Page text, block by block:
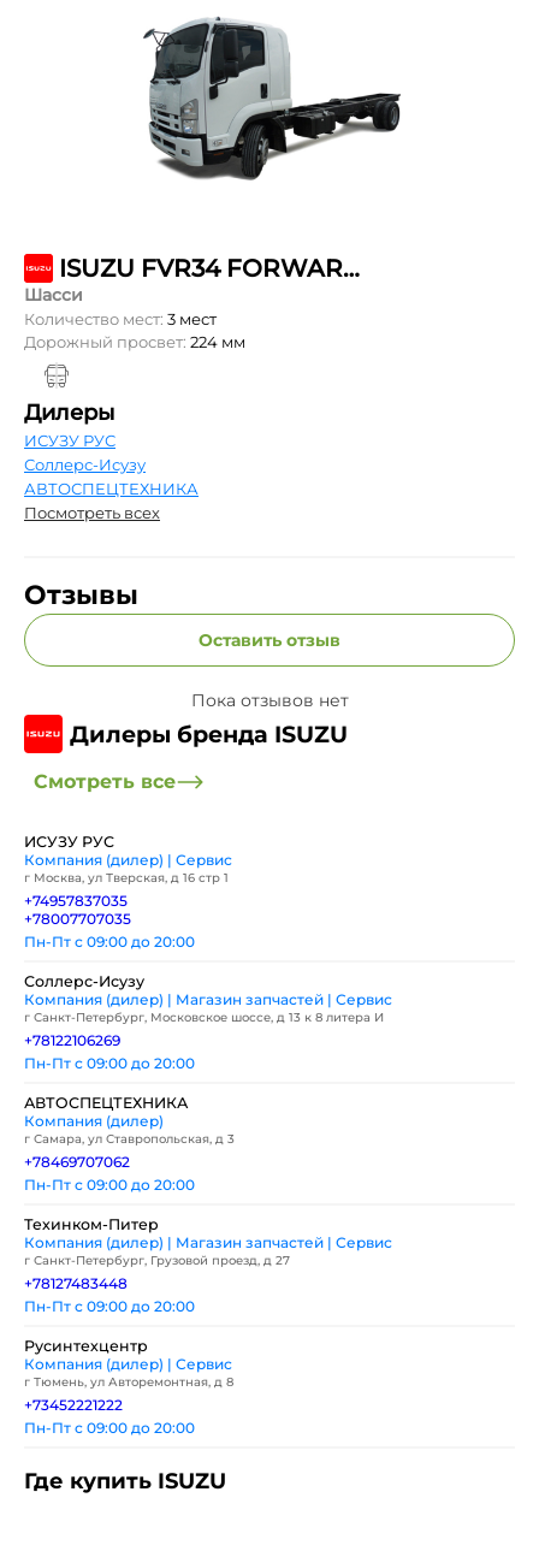
ISUZU FVR34 FORWARD 18.0 SHORT
Шасси
Количество мест: 3 мест
Дорожный просвет: 224 мм
Дилеры
ИСУЗУ РУС
Соллерс-Исузу
АВТОСПЕЦТЕХНИКА
Посмотреть всех
Отзывы
Оставить отзыв
Пока отзывов нет
Дилеры бренда ISUZU
Смотреть все
ИСУЗУ РУС
Компания (дилер) | Сервис
г Москва, ул Тверская, д 16 стр 1
+74957837035
+78007707035
Пн-Пт с 09:00 до 20:00
Соллерс-Исузу
Компания (дилер) | Магазин запчастей | Сервис
г Санкт-Петербург, Московское шоссе, д 13 к 8 литера И
+78122106269
Пн-Пт с 09:00 до 20:00
АВТОСПЕЦТЕХНИКА
Компания (дилер)
г Самара, ул Ставропольская, д 3
+78469707062
Пн-Пт с 09:00 до 20:00
Техинком-Питер
Компания (дилер) | Магазин запчастей | Сервис
г Санкт-Петербург, Грузовой проезд, д 27
+78127483448
Пн-Пт с 09:00 до 20:00
Русинтехцентр
Компания (дилер) | Сервис
г Тюмень, ул Авторемонтная, д 8
+73452221222
Пн-Пт с 09:00 до 20:00
Где купить ISUZU